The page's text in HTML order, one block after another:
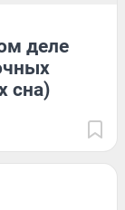
деле
сна)